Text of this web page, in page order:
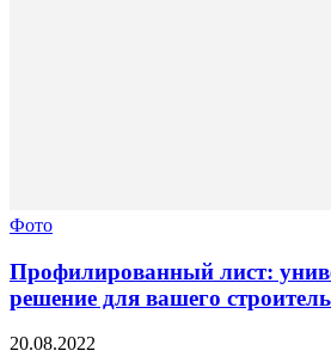
Фото
Профилированный лист:
решение для вашего
20.08.2022